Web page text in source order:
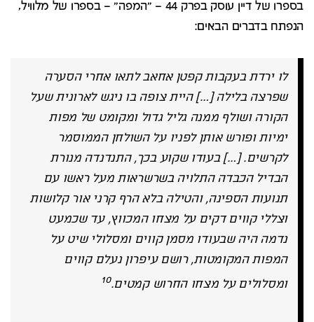
בספרו של דיין עוסק בפרק 44 – "המפה" – בספרו של מלוויל,
הנפתח בדברים הבאים:
לו ירדת בעקבות קפטן אחאב לתאו אחרי הסערה
שפרצה בלילה […] היית צופה בו ניגש לארונית שעל
הקורה ושולף ממנה גליל גדול ומקומט של מפות
ימיות ופורש אותן לפניו על השולחן הממוסמר
לקרשים. […] בעודו שקוע בכך, התנדנדה מנורת
הבדיל הכבדה התלויה בשרשראות מעל ראשו עם
תנועות הספינה, והטילה בלא הרף קרני אור קלושות
וצללי קווים דקים על מצחו המכווץ, עד שכמעט
נדמה היה שבעודו מסמן קווים ומסלולי שיט על
המפות המקומטות, רושם עיפרון נעלם קווים
ומסלולים על מצחו החרוש קמטים.10